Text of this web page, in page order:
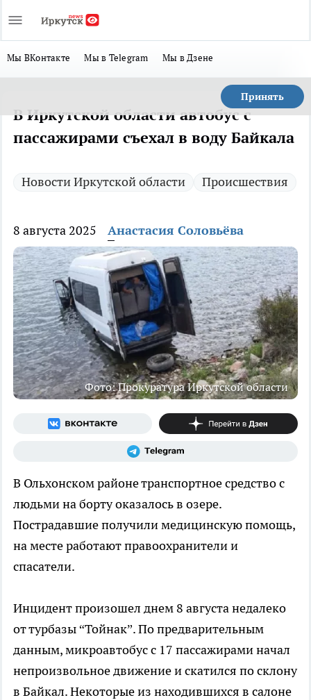
Мы ВКонтакте Мы в Telegram Мы в Дзене
Принять
В Иркутской области автобус с
пассажирами съехал в воду Байкала
Новости Иркутской области Происшествия
8 августа 2025 Анастасия Соловьёва
Фото: Прокуратура Иркутской области
В Ольхонском районе транспортное средство с
людьми на борту оказалось в озере.
Пострадавшие получили медицинскую помощь,
на месте работают правоохранители и
спасатели.
Инцидент произошел днем 8 августа недалеко
от турбазы “Тойнак”. По предварительным
данным, микроавтобус с 17 пассажирами начал
непроизвольное движение и скатился по склону
в Байкал. Некоторые из находившихся в салоне